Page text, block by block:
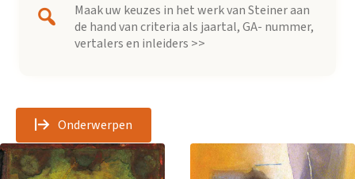
Maak uw keuzes in het werk van Steiner aan
de hand van criteria als jaartal, GA- nummer,
vertalers en inleiders >>
Onderwerpen